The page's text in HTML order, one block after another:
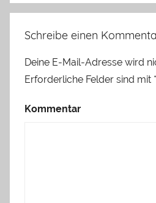
Schreibe einen
Deine E-Mail-Adresse wird
Erforderliche Felder sind mit *
Kommentar